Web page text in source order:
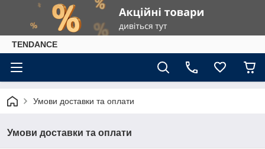
TENDANCE
Умови доставки та оплати
Умови доставки та оплати